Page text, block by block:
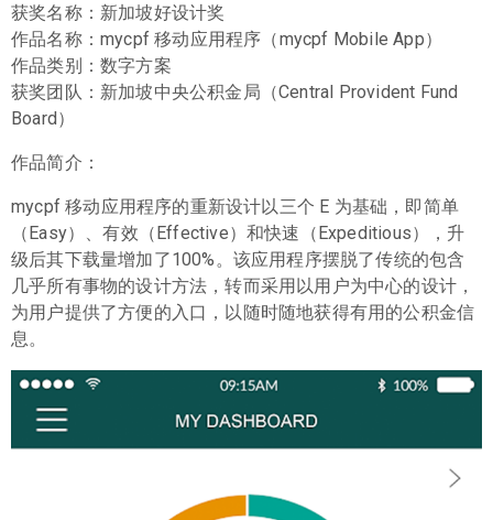
获奖名称：新加坡好设计奖
作品名称：mycpf 移动应用程序（mycpf Mobile App）
作品类别：数字方案
获奖团队：新加坡中央公积金局（Central Provident Fund
Board）
作品简介：
mycpf 移动应用程序的重新设计以三个 E 为基础，即简单
（Easy）、有效（Effective）和快速（Expeditious），升
级后其下载量增加了100%。该应用程序摆脱了传统的包含
几乎所有事物的设计方法，转而采用以用户为中心的设计，
为用户提供了方便的入口，以随时随地获得有用的公积金信
息。